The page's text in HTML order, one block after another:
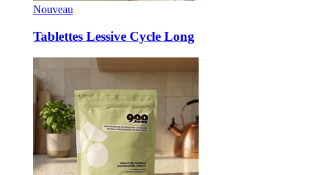
Nouveau
Tablettes Lessive Cycle Long